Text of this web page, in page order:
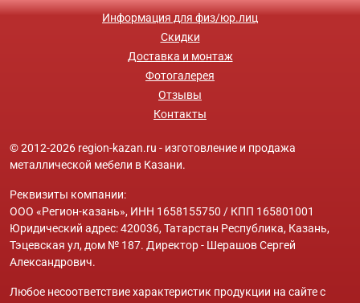
Информация для физ/юр.лиц
Скидки
Доставка и монтаж
Фотогалерея
Отзывы
Контакты
© 2012-2026 region-kazan.ru - изготовление и продажа
металлической мебели в Казани.
Реквизиты компании:
ООО «Регион-казань», ИНН 1658155750 / КПП 165801001
Юридический адрес: 420036, Татарстан Республика, Казань,
Тэцевская ул, дом № 187. Директор - Шерашов Сергей
Александрович.
Любое несоответствие характеристик продукции на сайте с